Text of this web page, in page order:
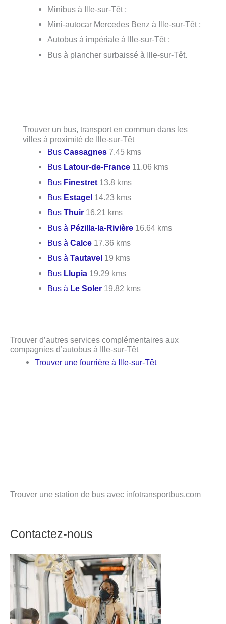
Minibus à Ille-sur-Têt ;
Mini-autocar Mercedes Benz à Ille-sur-Têt ;
Autobus à impériale à Ille-sur-Têt ;
Bus à plancher surbaissé à Ille-sur-Têt.
Trouver un bus, transport en commun dans les
villes à proximité de Ille-sur-Têt
BusCassagnes 7.45 kms
Bus Latour-de-France 11.06 kms
Bus Finestret 13.8 kms
Bus Estagel 14.23 kms
BusThuir 16.21 kms
Bus à Pézilla-la-Rivière 16.64 kms
Bus àCalce 17.36 kms
Bus àTautavel 19 kms
Bus Llupia 19.29 kms
Bus à Le Soler 19.82 kms
Trouver d’autres services complémentaires aux
compagnies d’autobus à Ille-sur-Têt
Trouver une fourrière à Ille-sur-Têt
Trouver une station de bus avec infotransportbus.com
Contactez-nous